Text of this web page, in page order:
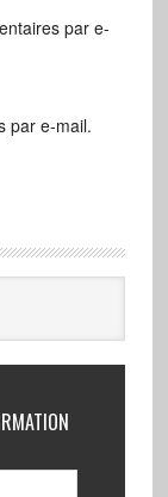
par e-
par e-mail.